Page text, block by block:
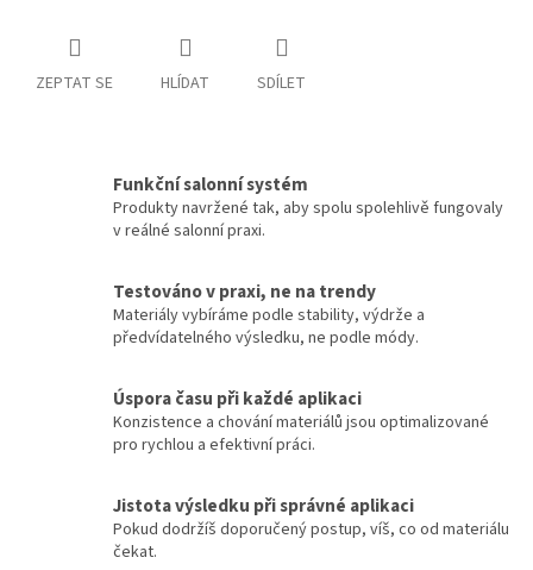
ZEPTAT SE HLÍDAT SDÍLET
Funkční salonní systém
Produkty navržené tak, aby spolu spolehlivě fungovaly
v reálné salonní praxi.
Testováno v praxi, ne na trendy
Materiály vybíráme podle stability, výdrže a
předvídatelného výsledku, ne podle módy.
Úspora času při každé aplikaci
Konzistence a chování materiálů jsou optimalizované
pro rychlou a efektivní práci.
Jistota výsledku při správné aplikaci
Pokud dodržíš doporučený postup, víš, co od materiálu
čekat.